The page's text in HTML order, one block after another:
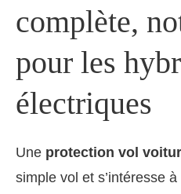
complète,
pour les
électriques
Une protection vol
simple vol et s’intéresse